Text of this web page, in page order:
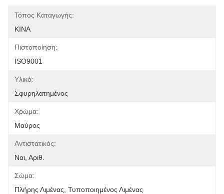
Τόπος Καταγωγής:
ΚΙΝΑ
Πιστοποίηση:
ISO9001
Υλικό:
Σφυρηλατημένος
Χρώμα:
Μαύρος
Αντιστατικός:
Ναι, Αριθ.
Σώμα:
Πλήρης Λιμένας, Τυποποιημένος Λιμένας